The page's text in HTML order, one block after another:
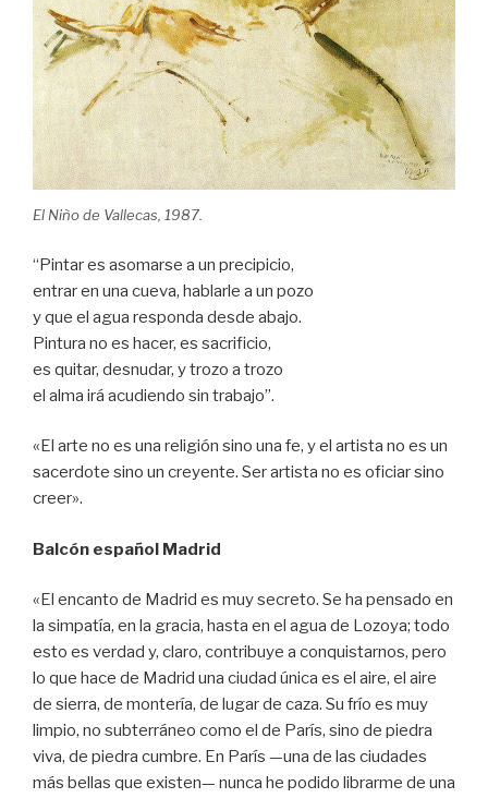
El Niño de Vallecas, 1987.
“Pintar es asomarse a un precipicio,
entrar en una cueva, hablarle a un pozo
y que el agua responda desde abajo.
Pintura no es hacer, es sacrificio,
es quitar, desnudar, y trozo a trozo
el alma irá acudiendo sin trabajo”.
«El arte no es una religión sino una fe, y el artista no es un
sacerdote sino un creyente. Ser artista no es oficiar sino
creer».
Balcón español Madrid
«El encanto de Madrid es muy secreto. Se ha pensado en
la simpatía, en la gracia, hasta en el agua de Lozoya; todo
esto es verdad y, claro, contribuye a conquistarnos, pero
lo que hace de Madrid una ciudad única es el aire, el aire
de sierra, de montería, de lugar de caza. Su frío es muy
limpio, no subterráneo como el de París, sino de piedra
viva, de piedra cumbre. En París —una de las ciudades
más bellas que existen— nunca he podido librarme de una